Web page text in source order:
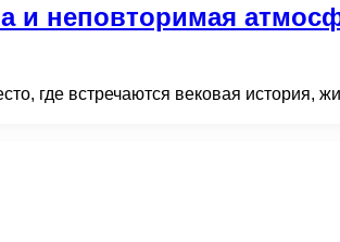
и неповторимая
где встречаются вековая история,